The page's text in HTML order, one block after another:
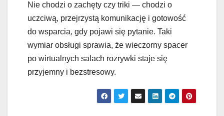
Nie chodzi o zachęty czy triki — chodzi o
uczciwą, przejrzystą komunikację i gotowość
do wsparcia, gdy pojawi się pytanie. Taki
wymiar obsługi sprawia, że wieczorny spacer
po wirtualnych salach rozrywki staje się
przyjemny i bezstresowy.